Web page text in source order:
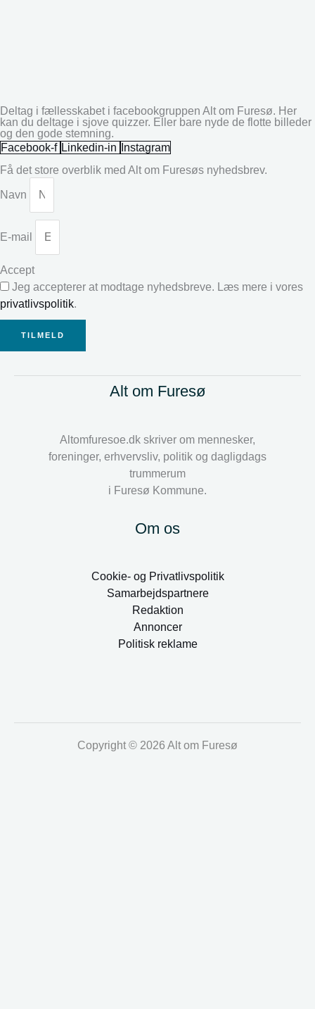
Deltag i fællesskabet i facebookgruppen Alt om Furesø. Her
kan du deltage i sjove quizzer. Eller bare nyde de flotte billeder
og den gode stemning.
Facebook-f Linkedin-in
Instagram
Få det store overblik med Alt om Furesøs nyhedsbrev.
Navn
E-mail
Accept
Jeg accepterer at modtage nyhedsbreve. Læs mere i vores
privatlivspolitik.
TILMELD
Alt om Furesø
Altomfuresoe.dk skriver om mennesker,
foreninger, erhvervsliv, politik og dagligdags
trummerum
i Furesø Kommune.
Om os
Cookie- og Privatlivspolitik
Samarbejdspartnere
Redaktion
Annoncer
Politisk reklame
Copyright © 2026 Alt om Furesø